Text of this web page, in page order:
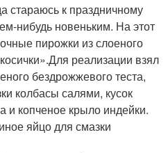
стараюсь к праздничному
нибудь новеньким. На этот
пирожки из слоеного
реализации взял
бездрожжевого теста,
колбасы салями, кусок
и копченое крыло индейки.
яйцо для смазки